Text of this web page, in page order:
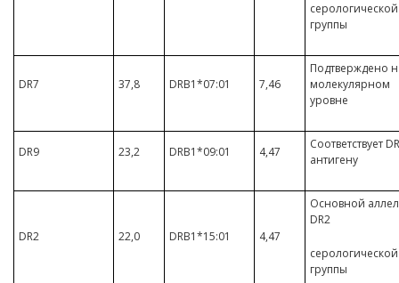
серологической
группы
DR7 37,8 DRB1*07:01 7,46
Подтверждено
молекулярном
уровне
DR9 23,2 DRB1*09:01 4,47
Соответствует
антигену
DR2 22,0 DRB1*15:01 4,47
Основной
DR2
серологической
группы